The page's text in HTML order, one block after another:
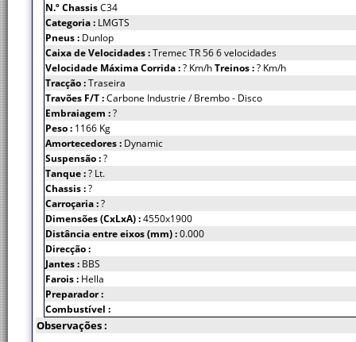
N.º ChassisC34
Categoria : LMGTS
Pneus : Dunlop
Caixa de Velocidades :Tremec TR 56 6 velocidades
Velocidade Máxima Corrida :? Km/hTreinos :? Km/h
Tracção :Traseira
Travões F/T :Carbone Industrie / Brembo - Disco
Embraiagem :?
Peso : 1166 Kg
Amortecedores : Dynamic
Suspensão :?
Tanque :? Lt.
Chassis :?
Carroçaria :?
Dimensões (CxLxA) :4550x1900
Distância entre eixos (mm) :0.000
Direcção :
Jantes : BBS
Farois : Hella
Preparador :
Combustível :
Observações :